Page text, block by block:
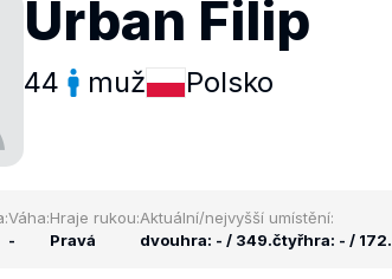
Urban Filip
44 muž Polsko
Váha:
-
Hraje rukou:
Pravá
Aktuální/nejvyšší umístění:
dvouhra: - / 349.čtyřhra: - / 172.